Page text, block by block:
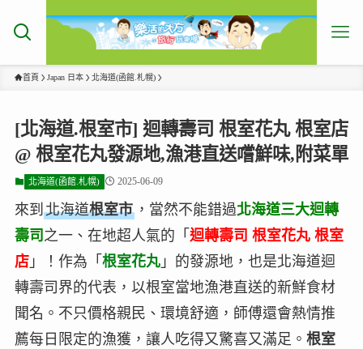
首頁 Japan 日本 北海道(函館.札幌)
[北海道.根室市] 迴轉壽司 根室花丸 根室店
@ 根室花丸發源地,漁港直送嚐鮮味,附菜單
北海道(函館.札幌) 2025-06-09
來到 北海道根室市，當然不能錯過北海道三大迴轉
壽司 之一、在地超人氣的「 迴轉壽司 根室花丸 根室
店」！作為「 根室花丸」的發源地，也是北海道迴
轉壽司界的代表，以根室當地漁港直送的新鮮食材
聞名。不只價格親民、環境舒適，師傅還會熱情推
薦每日限定的漁獲，讓人吃得又驚喜又滿足。 根室